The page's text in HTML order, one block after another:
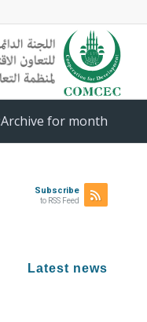
Archive for month: يونيو, 2017
Subscribe
to RSS Feed
Latest news